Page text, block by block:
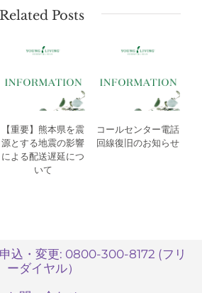
Related Posts
【重要】熊本県を震
源とする地震の影響
による配送遅延につ
いて
コールセンター電話
回線復旧のお知らせ
込・変更: 0800-300-8172 (フリ
ーダイヤル）